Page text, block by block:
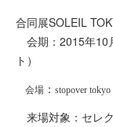
合同展SOLEIL
会期：2015年10
ト）
会場 ： stopover tokyo
来場対象：セレ